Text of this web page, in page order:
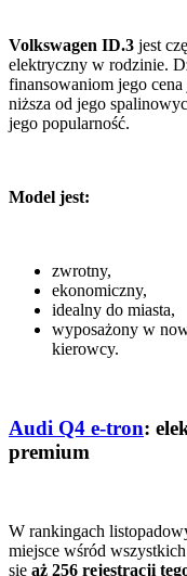
Volkswagen ID.3 jest
elektryczny w rodzinie.
finansowaniom jego
niższa od jego
jego popularność.
Model jest:
zwrotny,
ekonomiczny,
idealny do miasta,
wyposażony w
kierowcy.
Audi Q4 e-tron:
premium
W rankingach
miejsce wśród
się aż 256 rejestracji